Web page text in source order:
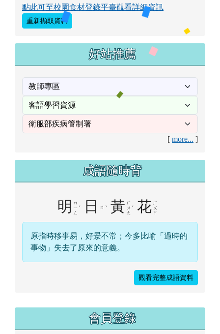
點此可至校園食材登錄平臺觀看詳細資訊
重新擷取資料
好站推薦
[ more... ]
成語隨時背
明
ㄇ
ㄧ
ㄥ
ˊ 日 ㄖ ˋ 黃 ㄏ
ㄨ
ㄤ
ˊ 花 ㄏ
ㄨ
ㄚ
原指時移事易，好景不常；今多比喻「過時的
事物」失去了原來的意義。
觀看完整成語資料
右邊區域內容會員登錄